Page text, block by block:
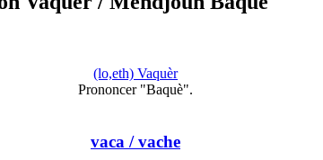
(lo,eth) Vaquèr
Prononcer "Baquè".
vaca / vache